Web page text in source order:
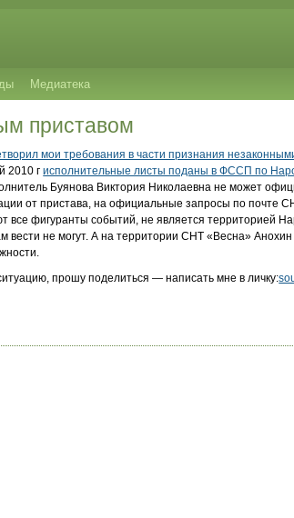
Медиатека
приставом
мои требования в части признания
2010 гисполнительные листы поданы в ФССП по
Буянова Виктория Николаевна не может
от пристава, на официальные запросы по почте
все фигуранты событий, не является территорией
вести не могут. А на территории СНТ «Весна»
прошу поделиться — написать мне в личку: